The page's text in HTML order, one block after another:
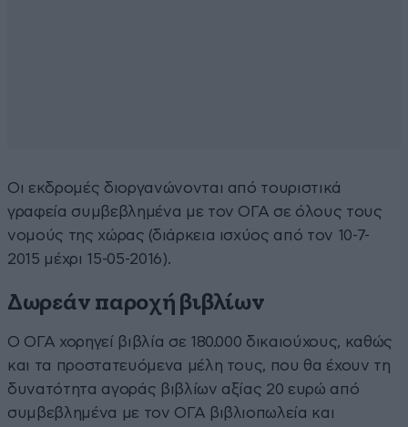
Οι εκδρομές διοργανώνονται από τουριστικά
γραφεία συμβεβλημένα με τον ΟΓΑ σε όλους τους
νομούς της χώρας (διάρκεια ισχύος από τον 10-7-
2015 μέχρι 15-05-2016).
Δωρεάν παροχή βιβλίων
Ο ΟΓΑ χορηγεί βιβλία σε 180.000 δικαιούχους, καθώς
και τα προστατευόμενα μέλη τους, που θα έχουν τη
δυνατότητα αγοράς βιβλίων αξίας 20 ευρώ από
συμβεβλημένα με τον ΟΓΑ βιβλιοπωλεία και